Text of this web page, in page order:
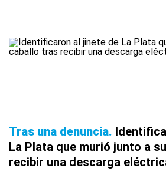
Tras una denuncia
La Plata que murió junto a
recibir una descarga